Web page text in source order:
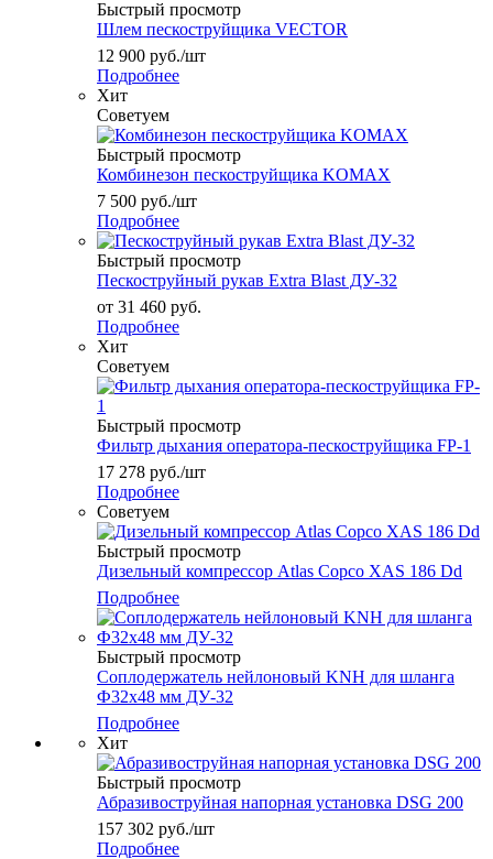
Быстрый просмотр
Шлем пескоструйщика VECTOR
12 900 руб./шт
Подробнее
Хит
Советуем
Быстрый просмотр
Комбинезон пескоструйщика KOMAX
7 500 руб./шт
Подробнее
Быстрый просмотр
Пескоструйный рукав Extra Blast ДУ-32
от 31 460 руб.
Подробнее
Хит
Советуем
Быстрый просмотр
Фильтр дыхания оператора-пескоструйщика FP-1
17 278 руб./шт
Подробнее
Советуем
Быстрый просмотр
Дизельный компрессор Atlas Copco XAS 186 Dd
Подробнее
Быстрый просмотр
Соплодержатель нейлоновый KNH для шланга
Ф32х48 мм ДУ-32
Подробнее
Хит
Быстрый просмотр
Абразивоструйная напорная установка DSG 200
157 302 руб./шт
Подробнее